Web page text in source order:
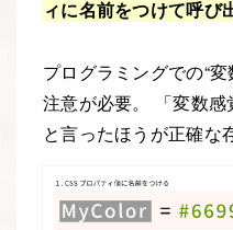
ィに名前をつけて呼び
プログラミングでの“
注意が必要。 「変数感
と言ったほうが正確な